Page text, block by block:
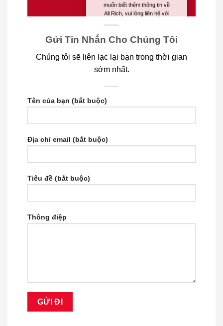
muốn biết thêm thông tin về
All Rich, vui lòng liên hệ với
info@allrich.ca
+1 902-580-4283
Gửi Tin Nhắn Cho Chúng Tôi
Chúng tôi sẽ liên lạc lại bạn trong thời gian
sớm nhất.
Tên của bạn (bắt buộc)
Địa chỉ email (bắt buộc)
Tiêu đề (bắt buộc)
Thông điệp